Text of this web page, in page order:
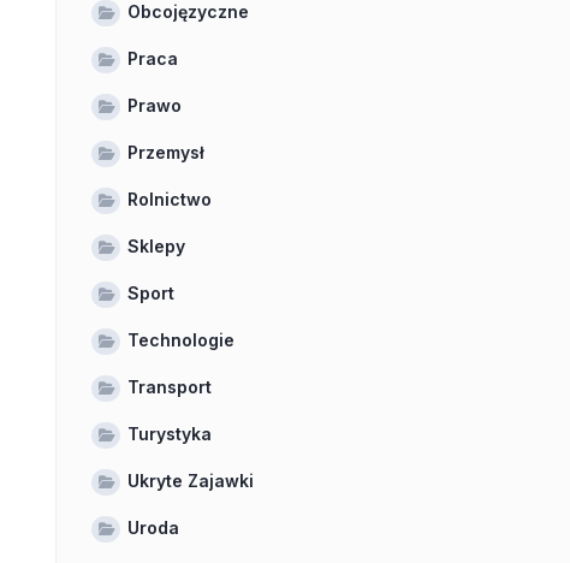
Obcojęzyczne
Praca
Prawo
Przemysł
Rolnictwo
Sklepy
Sport
Technologie
Transport
Turystyka
Ukryte Zajawki
Uroda